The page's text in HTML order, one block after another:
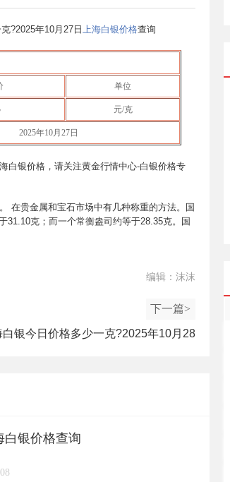
?2025年10月27日 上海白银价格查询
单位
元/克
2025年10月27日
白银价格，请关注黄金行情中心-白银价格专
在贵金属和宝石市场中有几种称重的方法。国
31.10克；而一个常衡盎司约等于28.35克。国
编辑：沫沫
下一篇>
白银今日价格多少一克?2025年10月28
白银价格查询